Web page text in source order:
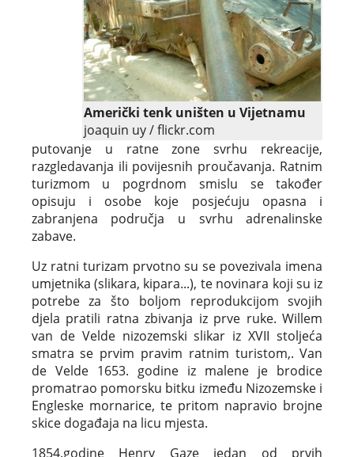
Američki tenk uništen u Vijetnamu
joaquin uy / flickr.com
putovanje u ratne zone svrhu rekreacije,
razgledavanja ili povijesnih proučavanja. Ratnim
turizmom u pogrdnom smislu se također
opisuju i osobe koje posjećuju opasna i
zabranjena područja u svrhu adrenalinske
zabave.
Uz ratni turizam prvotno su se povezivala imena
umjetnika (slikara, kipara...), te novinara koji su iz
potrebe za što boljom reprodukcijom svojih
djela pratili ratna zbivanja iz prve ruke. Willem
van de Velde nizozemski slikar iz XVII stoljeća
smatra se prvim pravim ratnim turistom,. Van
de Velde 1653. godine iz malene je brodice
promatrao pomorsku bitku između Nizozemske i
Engleske mornarice, te pritom napravio brojne
skice događaja na licu mjesta.
1854.godine Henry Gaze jedan od prvih